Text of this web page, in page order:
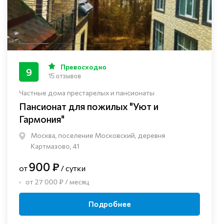
Частные дома престарелых и пансионаты
Пансионат для пожилых "Уют и
Гармония"
Москва, поселение Московский, деревня
Картмазово, 41
9 Превосходно
15 отзывов
от 900 ₽ / сутки
от 27 000 ₽ / месяц
Подробнее